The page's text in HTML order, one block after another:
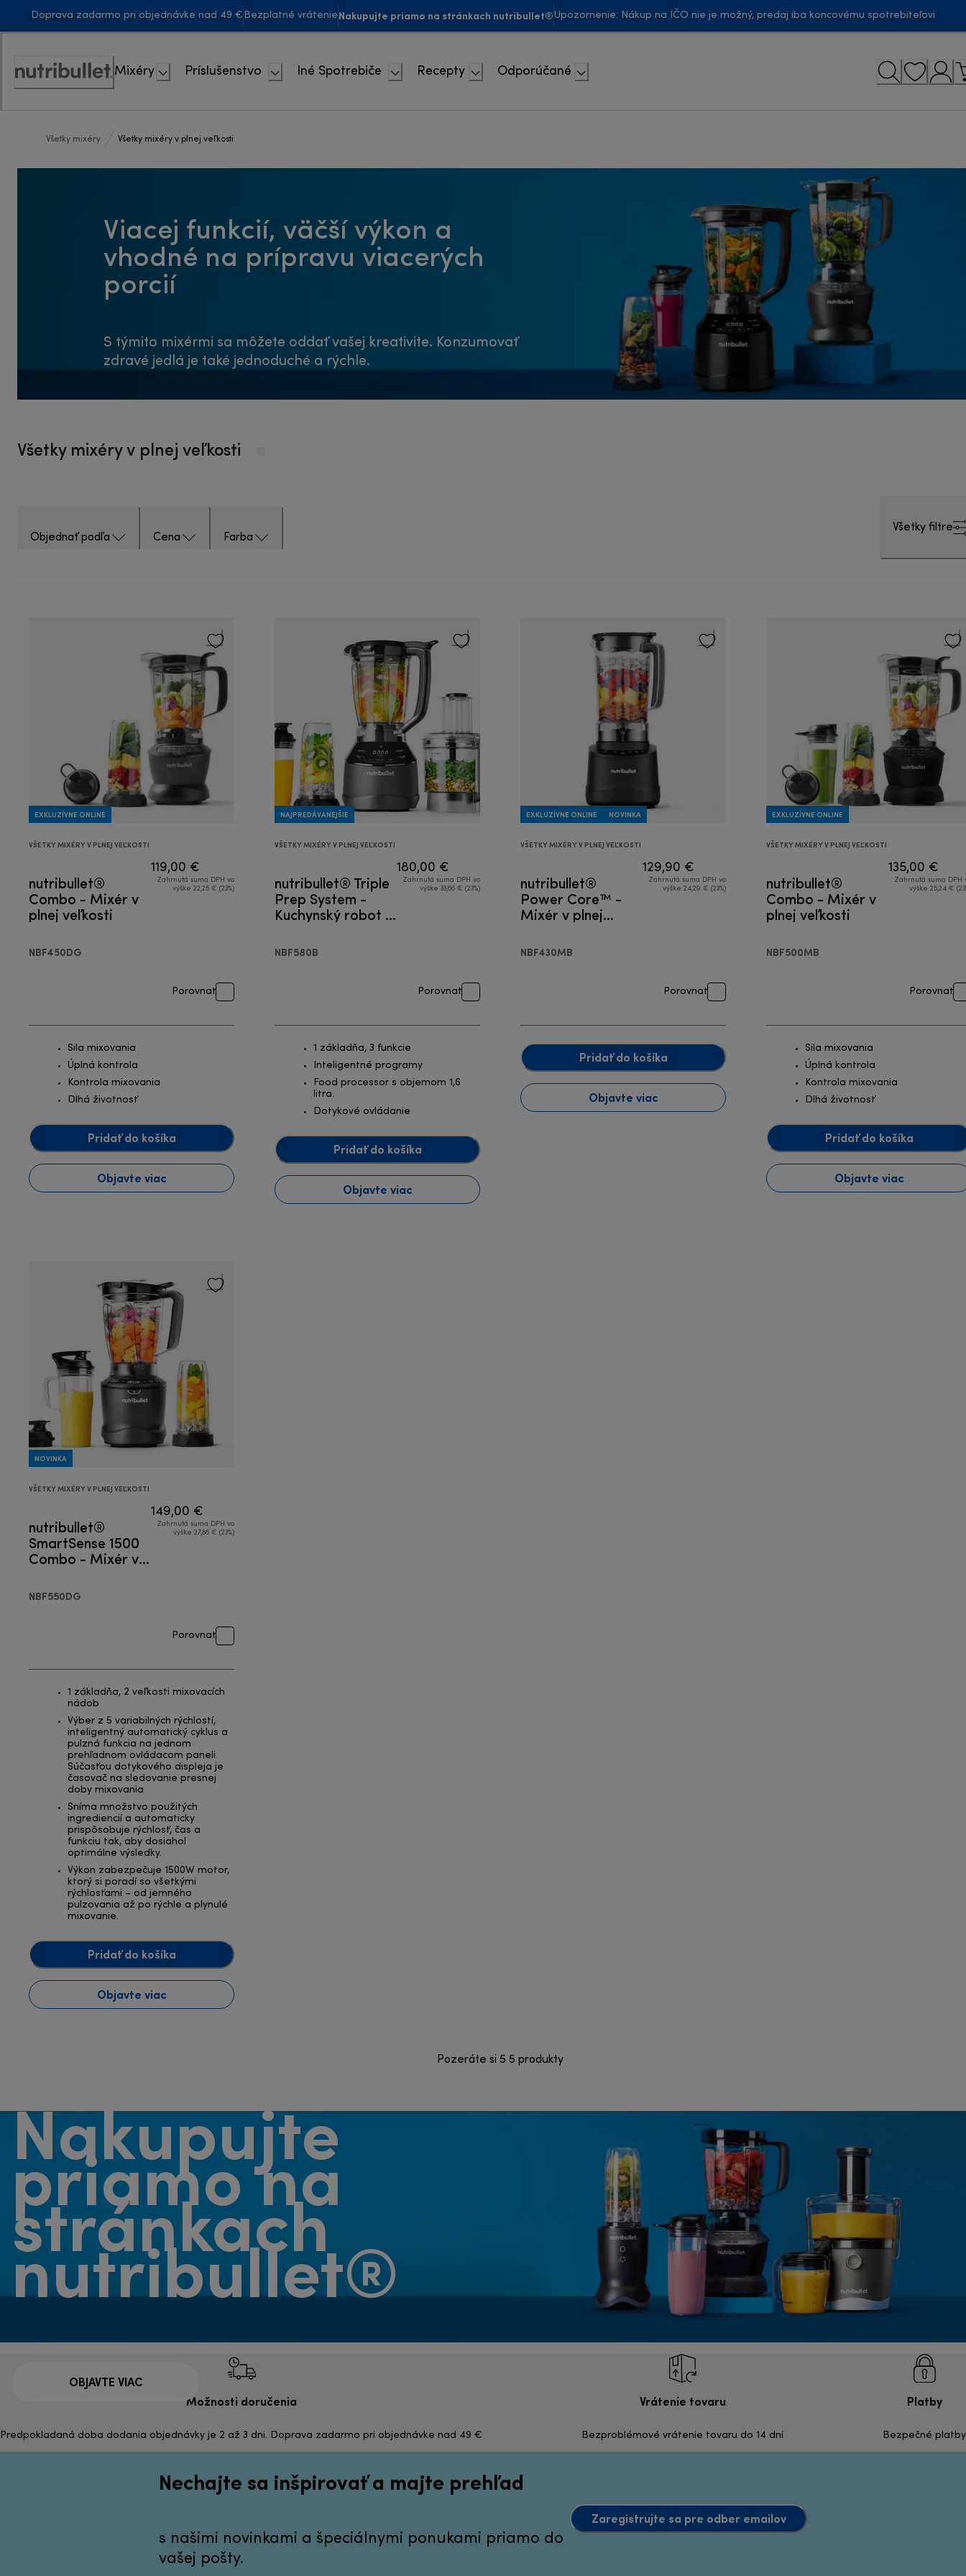
Doprava zadarmo pri objednávke nad 49 € Bezplatné vrátenie Nakupujte priamo na stránkach nutribullet®Upozornenie: Nákup na IČO nie je možný, predaj iba koncovému spotrebiteľovi
Accessibility
Mixéry Príslušenstvo Iné Spotrebiče Recepty Odporúčané
Všetky mixéry Všetky mixéry v plnej veľkosti
Viacej funkcií, väčší výkon a
vhodné na prípravu viacerých
porcií
S týmito mixérmi sa môžete oddať vašej kreativite. Konzumovať
zdravé jedlá je také jednoduché a rýchle.
Všetky mixéry v plnej veľkosti
Objednať podľa Cena Farba
Všetky filtre
EXKLUZÍVNE ONLINE
VŠETKY MIXÉRY V PLNEJ VEĽKOSTI
nutribullet®
Combo - Mixér v
plnej veľkosti
NBF450DG
119,00 €
Zahrnutá suma DPH vo
výške 22,25 € (23%)
Porovnať
Sila mixovania
Úplná kontrola
Kontrola mixovania
Dlhá životnosť
Pridať do košíka
Objavte viac
NAJPREDÁVANEJŠIE
VŠETKY MIXÉRY V PLNEJ VEĽKOSTI
nutribullet® Triple
Prep System -
Kuchynský robot 3
NBF580B
180,00 €
Zahrnutá suma DPH vo
výške 33,66 € (23%)
Porovnať
1 základňa, 3 funkcie
Inteligentné programy
Food processor s objemom 1,6
litra.
Dotykové ovládanie
Pridať do košíka
Objavte viac
EXKLUZÍVNE ONLINE NOVINKA
VŠETKY MIXÉRY V PLNEJ VEĽKOSTI
nutribullet®
Power Core™ -
Mixér v plnej
NBF430MB
129,90 €
Zahrnutá suma DPH vo
výške 24,29 € (23%)
Porovnať
Pridať do košíka
Objavte viac
EXKLUZÍVNE ONLINE
VŠETKY MIXÉRY V PLNEJ VEĽKOSTI
nutribullet®
Combo - Mixér v
plnej veľkosti
NBF500MB
135,00 €
Zahrnutá suma DPH
výške 25,24 €
Porovnať
Sila mixovania
Úplná kontrola
Kontrola mixovania
Dlhá životnosť
Pridať do košíka
Objavte viac
NOVINKA
VŠETKY MIXÉRY V PLNEJ VEĽKOSTI
nutribullet®
SmartSense 1500
Combo - Mixér v
NBF550DG
149,00 €
Zahrnutá suma DPH vo
výške 27,86 € (23%)
Porovnať
1 základňa, 2 veľkosti mixovacích
nádob
Výber z 5 variabilných rýchlostí,
inteligentný automatický cyklus a
pulzná funkcia na jednom
prehľadnom ovládacom paneli.
Súčasťou dotykového displeja je
časovač na sledovanie presnej
doby mixovania
Sníma množstvo použitých
ingrediencií a automaticky
prispôsobuje rýchlosť, čas a
funkciu tak, aby dosiahol
optimálne výsledky.
Výkon zabezpečuje 1500W motor,
ktorý si poradí so všetkými
rýchlosťami – od jemného
pulzovania až po rýchle a plynulé
mixovanie.
Pridať do košíka
Objavte viac
Pozeráte si 5 5 produkty
Nakupujte
priamo na
stránkach
nutribullet®
OBJAVTE VIAC
Možnosti doručenia
Predpokladaná doba dodania objednávky je 2 až 3 dni. Doprava zadarmo pri objednávke nad 49 €
Vrátenie tovaru
Bezproblémové vrátenie tovaru do 14 dní
Platby
Bezpečné platby
Nechajte sa inšpirovať a majte prehľad
s našimi novinkami a špeciálnymi ponukami priamo do
vašej pošty.
Zaregistrujte sa pre odber emailov